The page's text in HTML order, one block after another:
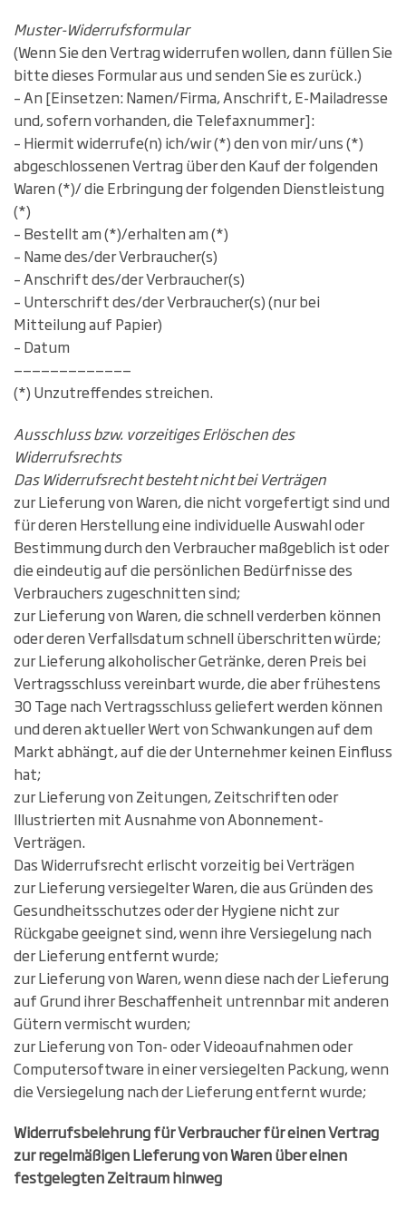
Muster-Widerrufsformular
(Wenn Sie den Vertrag widerrufen wollen, dann füllen Sie
bitte dieses Formular aus und senden Sie es zurück.)
– An [Einsetzen: Namen/Firma, Anschrift, E-Mailadresse
und, sofern vorhanden, die Telefaxnummer]:
– Hiermit widerrufe(n) ich/wir (*) den von mir/uns (*)
abgeschlossenen Vertrag über den Kauf der folgenden
Waren (*)/ die Erbringung der folgenden Dienstleistung
(*)
– Bestellt am (*)/erhalten am (*)
– Name des/der Verbraucher(s)
– Anschrift des/der Verbraucher(s)
– Unterschrift des/der Verbraucher(s) (nur bei
Mitteilung auf Papier)
– Datum
—————————————
(*) Unzutreffendes streichen.
Ausschluss bzw. vorzeitiges Erlöschen des
Widerrufsrechts
Das Widerrufsrecht besteht nicht bei Verträgen
zur Lieferung von Waren, die nicht vorgefertigt sind und
für deren Herstellung eine individuelle Auswahl oder
Bestimmung durch den Verbraucher maßgeblich ist oder
die eindeutig auf die persönlichen Bedürfnisse des
Verbrauchers zugeschnitten sind;
zur Lieferung von Waren, die schnell verderben können
oder deren Verfallsdatum schnell überschritten würde;
zur Lieferung alkoholischer Getränke, deren Preis bei
Vertragsschluss vereinbart wurde, die aber frühestens
30 Tage nach Vertragsschluss geliefert werden können
und deren aktueller Wert von Schwankungen auf dem
Markt abhängt, auf die der Unternehmer keinen Einfluss
hat;
zur Lieferung von Zeitungen, Zeitschriften oder
Illustrierten mit Ausnahme von Abonnement-
Verträgen.
Das Widerrufsrecht erlischt vorzeitig bei Verträgen
zur Lieferung versiegelter Waren, die aus Gründen des
Gesundheitsschutzes oder der Hygiene nicht zur
Rückgabe geeignet sind, wenn ihre Versiegelung nach
der Lieferung entfernt wurde;
zur Lieferung von Waren, wenn diese nach der Lieferung
auf Grund ihrer Beschaffenheit untrennbar mit anderen
Gütern vermischt wurden;
zur Lieferung von Ton- oder Videoaufnahmen oder
Computersoftware in einer versiegelten Packung, wenn
die Versiegelung nach der Lieferung entfernt wurde;
Widerrufsbelehrung für Verbraucher für einen Vertrag
zur regelmäßigen Lieferung von Waren über einen
festgelegten Zeitraum hinweg